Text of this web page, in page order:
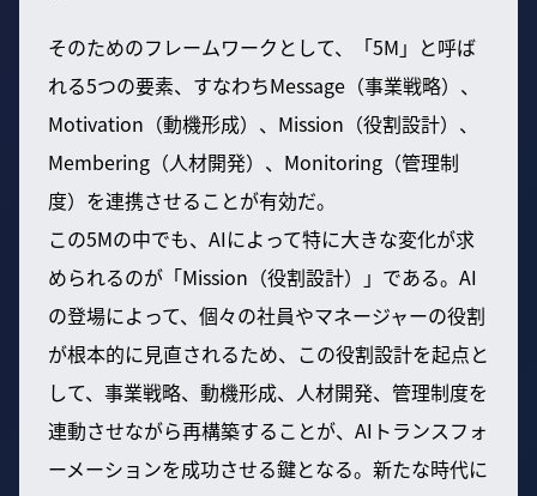
そのためのフレームワークとして、「5M」と呼ば
れる5つの要素、すなわちMessage（事業戦略）、
Motivation（動機形成）、Mission（役割設計）、
Membering（人材開発）、Monitoring（管理制
度）を連携させることが有効だ。
この5Mの中でも、AIによって特に大きな変化が求
められるのが「Mission（役割設計）」である。AI
の登場によって、個々の社員やマネージャーの役割
が根本的に見直されるため、この役割設計を起点と
して、事業戦略、動機形成、人材開発、管理制度を
連動させながら再構築することが、AIトランスフォ
ーメーションを成功させる鍵となる。新たな時代に